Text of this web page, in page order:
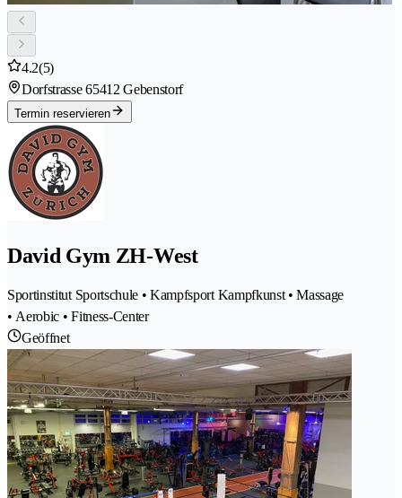
4.2(5)
Dorfstrasse 65412 Gebenstorf
Termin reservieren
David Gym ZH-West
Sportinstitut Sportschule • Kampfsport Kampfkunst • Massage
• Aerobic • Fitness-Center
Geöffnet